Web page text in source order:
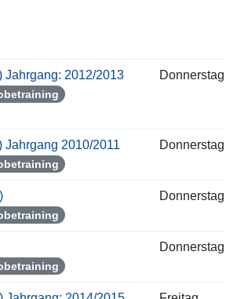
Jahrgang: 2012/2013 Donnerstag
Jahrgang 2010/2011 Donnerstag
Donnerstag
Donnerstag